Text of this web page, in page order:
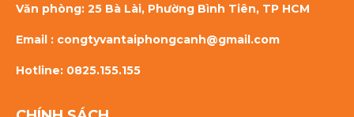
Văn phòng: 25 Bà Lài, Phường Bình Tiên, TP HCM
Email : congtyvantaiphongcanh@gmail.com
Hotline: 0825.155.155